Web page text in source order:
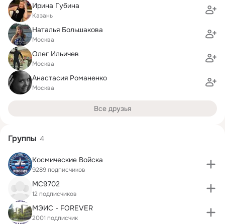
Ирина Губина
Казань
Наталья Большакова
Москва
Олег Ильичев
Москва
Анастасия Романенко
Москва
Все друзья
Группы 4
Космические Войска
9289 подписчиков
МС9702
12 подписчиков
МЭИС - FOREVER
2001 подписчик